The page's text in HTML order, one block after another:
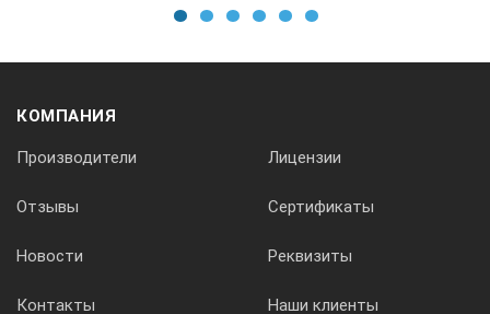
КОМПАНИЯ
Производители Лицензии
Отзывы Сертификаты
Новости Реквизиты
Контакты Наши клиенты